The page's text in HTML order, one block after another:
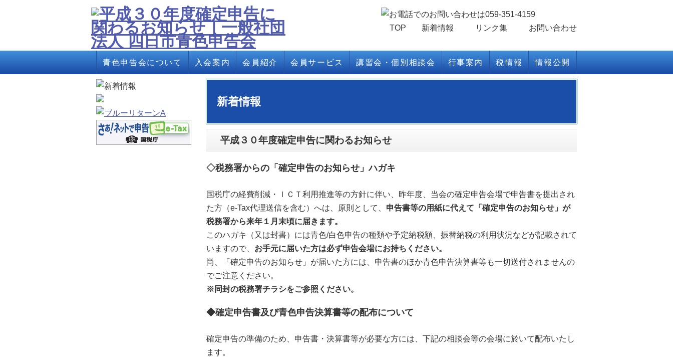
TOP 新着情報 リンク集 お問い合わせ
青色申告会について 入会案内 会員紹介 会員サービス 講習会・個別相談会 行事案内 税情報 情報公開
新着情報
平成３０年度確定申告に関わるお知らせ
◇税務署からの「確定申告のお知らせ」ハガキ
国税庁の経費削減・ＩＣＴ利用推進等の方針に伴い、昨年度、当会の確定申告会場で申告書を提出され
た方（e-Tax代理送信を含む）へは、原則として、 申告書等の用紙に代えて「確定申告のお知らせ」が
税務署から来年１月末頃に届きます。
このハガキ（又は封書）には青色/白色申告の種類や予定納税額、振替納税の利用状況などが記載されて
いますので、 お手元に届いた方は必ず申告会場にお持ちください。
尚、「確定申告のお知らせ」が届いた方には、申告書のほか青色申告決算書等も一切送付されませんの
でご注意ください。
※同封の税務署チラシをご参照ください。
◆確定申告書及び青色申告決算書等の配布について
確定申告の準備のため、申告書・決算書等が必要な方には、下記の相談会等の会場に於いて配布いたし
ます。